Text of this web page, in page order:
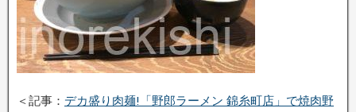
＜記事： デカ盛り肉麺!「野郎ラーメン 錦糸町店」で焼肉野